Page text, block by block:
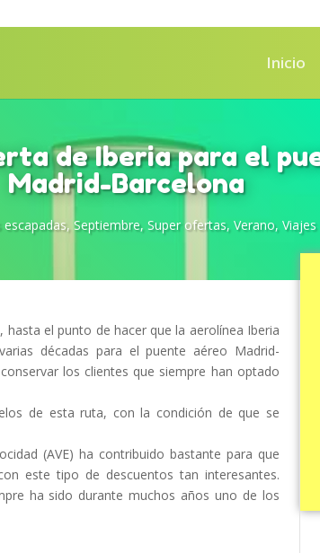
Inicio
de Iberia para el
Madrid-Barcelona
, Septiembre, Super ofertas, Verano,
el punto de hacer que la aerolínea Iberia
décadas para el puente aéreo Madrid-
los clientes que siempre han optado
de esta ruta, con la condición de que se
(AVE) ha contribuido bastante para que
este tipo de descuentos tan interesantes.
ha sido durante muchos años uno de los